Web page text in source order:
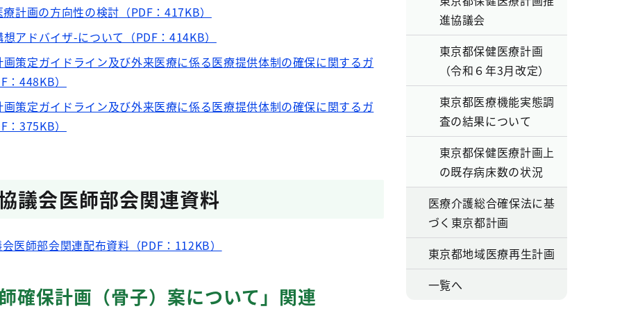
計画の方向性の検討（PDF：417KB）
アドバイザ-について（PDF：414KB）
策定ガイドライン及び外来医療に係る医療提供体制の確保に関するガ
448KB）
策定ガイドライン及び外来医療に係る医療提供体制の確保に関するガ
375KB）
議会医師部会関連資料
医師部会関連配布資料（PDF：112KB）
確保計画（骨子）案について」関連
進協議会
東京都保健医療計画
（令和６年3月改定）
東京都医療機能実態調
査の結果について
東京都保健医療計画上
の既存病床数の状況
医療介護総合確保法に基
づく東京都計画
東京都地域医療再生計画
一覧へ